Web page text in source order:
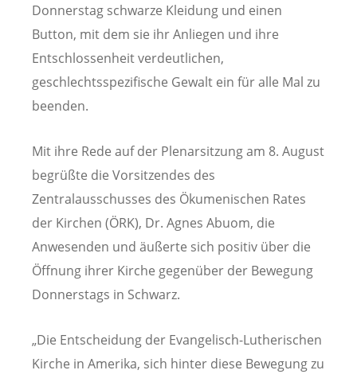
Donnerstag schwarze Kleidung und einen
Button, mit dem sie ihr Anliegen und ihre
Entschlossenheit verdeutlichen,
geschlechtsspezifische Gewalt ein für alle Mal zu
beenden.
Mit ihre Rede auf der Plenarsitzung am 8. August
begrüßte die Vorsitzendes des
Zentralausschusses des Ökumenischen Rates
der Kirchen (ÖRK), Dr. Agnes Abuom, die
Anwesenden und äußerte sich positiv über die
Öffnung ihrer Kirche gegenüber der Bewegung
Donnerstags in Schwarz.
„Die Entscheidung der Evangelisch-Lutherischen
Kirche in Amerika, sich hinter diese Bewegung zu